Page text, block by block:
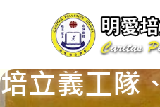
培立義工隊